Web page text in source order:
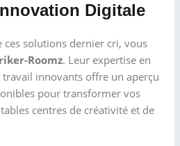
Digitale
ces solutions dernier cri, vous
Roomz. Leur expertise en
travail innovants offre un aperçu
pour transformer vos
centres de créativité et de